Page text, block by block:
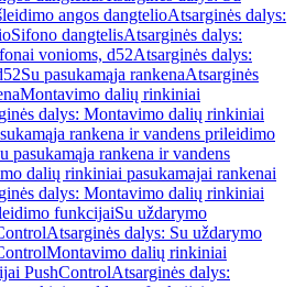
angos dangtelioAtsarginės dalys:
Sifono dangtelisAtsarginės dalys:
vonioms, d52Atsarginės dalys:
Su pasukamąja rankenaAtsarginės
Montavimo dalių rinkiniai
dalys: Montavimo dalių rinkiniai
rankena ir vandens prileidimo
pasukamąja rankena ir vandens
dalių rinkiniai pasukamajai rankenai
dalys: Montavimo dalių rinkiniai
funkcijaiSu uždarymo
Atsarginės dalys: Su uždarymo
Montavimo dalių rinkiniai
PushControlAtsarginės dalys: